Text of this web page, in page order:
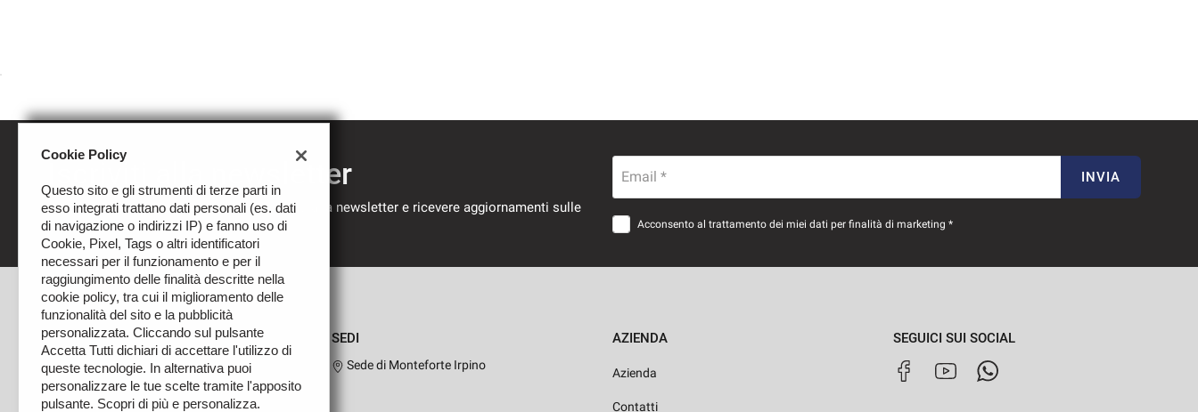
Iscriviti alla newsletter
Compila il modulo sottostante per iscriverti alla newsletter e ricevere aggiornamenti sulle
nostre novità.
Email * INVIA
Acconsento al trattamento dei miei dati per finalità di marketing *
SEDI
Sede di Monteforte Irpino
AZIENDA
Azienda
Contatti
SEGUICI SUI SOCIAL
Cookie Policy
Questo sito e gli strumenti di terze parti in
esso integrati trattano dati personali (es. dati
di navigazione o indirizzi IP) e fanno uso di
Cookie, Pixel, Tags o altri identificatori
necessari per il funzionamento e per il
raggiungimento delle finalità descritte nella
cookie policy, tra cui il miglioramento delle
funzionalità del sito e la pubblicità
personalizzata. Cliccando sul pulsante
Accetta Tutti dichiari di accettare l'utilizzo di
queste tecnologie. In alternativa puoi
personalizzare le tue scelte tramite l'apposito
pulsante. Scopri di più e personalizza.